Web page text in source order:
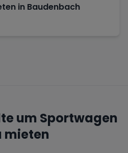
in Baudenbach
um Sportwagen
mieten